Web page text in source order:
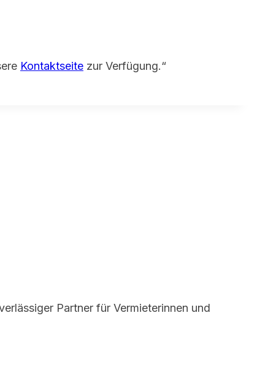
Kontaktseite zur Verfügung.“
Partner für Vermieterinnen und